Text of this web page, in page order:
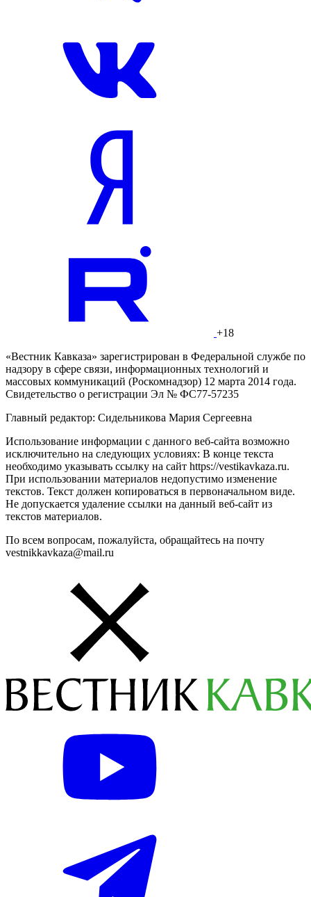
+18
«Вестник Кавказа» зарегистрирован в Федеральной службе по
надзору в сфере связи, информационных технологий и
массовых коммуникаций (Роскомнадзор) 12 марта 2014 года.
Свидетельство о регистрации Эл № ФС77-57235
Главный редактор: Сидельникова Мария Сергеевна
Использование информации с данного веб-сайта возможно
исключительно на следующих условиях: В конце текста
необходимо указывать ссылку на сайт https://vestikavkaza.ru.
При использовании материалов недопустимо изменение
текстов. Текст должен копироваться в первоначальном виде.
Не допускается удаление ссылки на данный веб-сайт из
текстов материалов.
По всем вопросам, пожалуйста, обращайтесь на почту
vestnikkavkaza@mail.ru